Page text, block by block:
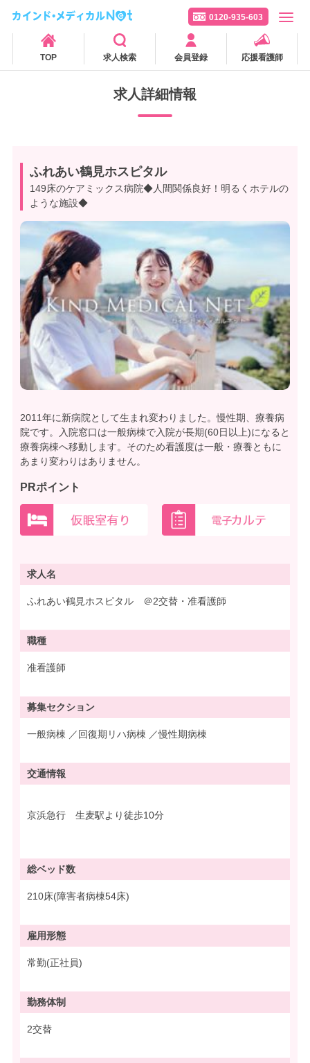
0120-935-603
TOP 求人検索 会員登録 応援看護師
求人詳細情報
ふれあい鶴見ホスピタル
149床のケアミックス病院◆人間関係良好！明るくホテルの
ような施設◆
2011年に新病院として生まれ変わりました。慢性期、療養病
院です。入院窓口は一般病棟で入院が長期(60日以上)になると
療養病棟へ移動します。そのため看護度は一般・療養ともに
あまり変わりはありません。
PRポイント
求人名
ふれあい鶴見ホスピタル ＠2交替・准看護師
職種
准看護師
募集セクション
一般病棟 ／回復期リハ病棟 ／慢性期病棟
交通情報
京浜急行 生麦駅より徒歩10分
総ベッド数
210床(障害者病棟54床)
雇用形態
常勤(正社員)
勤務体制
2交替